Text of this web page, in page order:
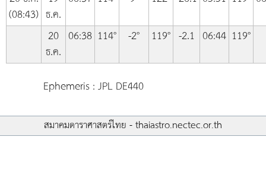
(08:43) ธ.ค.
20
ธ.ค.
06:38 114° -2° 119° -2.1 06:44 119°
Ephemeris : JPL DE440
สมาคมดาราศาสตร์ไทย - thaiastro.nectec.or.th